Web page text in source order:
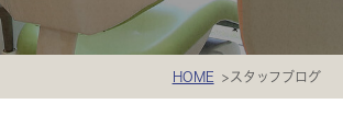
HOME スタッフブログ